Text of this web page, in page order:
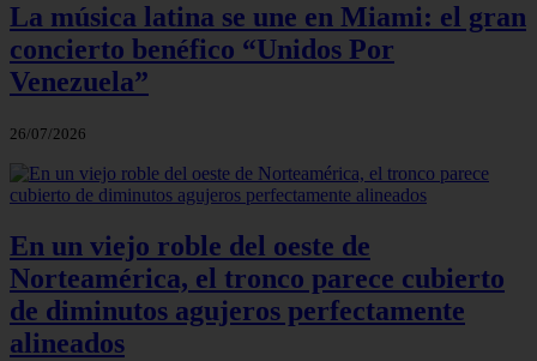
La música latina se une en Miami: el gran
concierto benéfico “Unidos Por
Venezuela”
26/07/2026
En un viejo roble del oeste de
Norteamérica, el tronco parece cubierto
de diminutos agujeros perfectamente
alineados